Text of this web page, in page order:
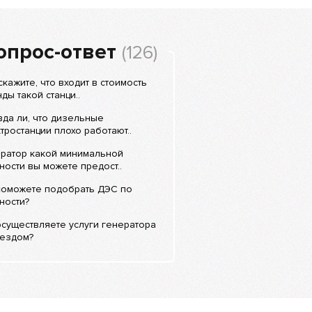
ответ (126)
что входит в стоимость
такой станци..
ли, что дизельные
плохо работают..
какой минимальной
вы можете предост..
подобрать ДЭС по
услуги генератора